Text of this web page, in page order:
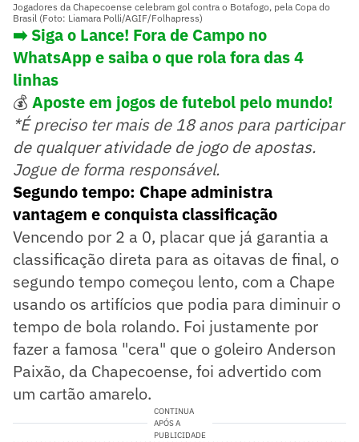
Jogadores da Chapecoense celebram gol contra o Botafogo, pela Copa do
Brasil (Foto: Liamara Polli/AGIF/Folhapress)
➡️ Siga o Lance! Fora de Campo no
WhatsApp e saiba o que rola fora das 4
linhas
💰 Aposte em jogos de futebol pelo mundo!
*É preciso ter mais de 18 anos para participar
de qualquer atividade de jogo de apostas.
Jogue de forma responsável.
Segundo tempo: Chape administra
vantagem e conquista classificação
Vencendo por 2 a 0, placar que já garantia a
classificação direta para as oitavas de final, o
segundo tempo começou lento, com a Chape
usando os artifícios que podia para diminuir o
tempo de bola rolando. Foi justamente por
fazer a famosa "cera" que o goleiro Anderson
Paixão, da Chapecoense, foi advertido com
um cartão amarelo.
CONTINUA
APÓS A
PUBLICIDADE